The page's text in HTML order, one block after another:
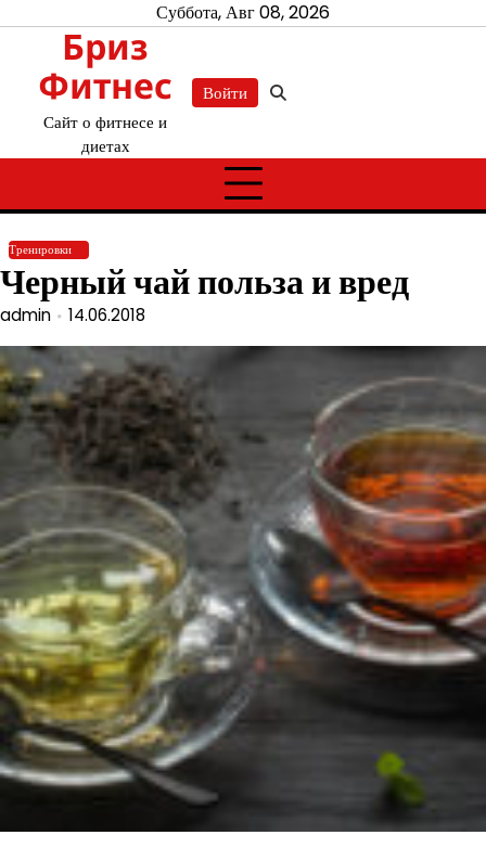
содержимому
Суббота, Авг 08, 2026
Бриз
Фитнес
Сайт о фитнесе и
диетах
Войти
Тренировки
Черный чай польза и вред
admin 14.06.2018